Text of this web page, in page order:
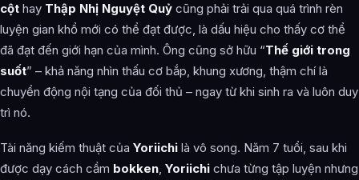
cột hay Thập Nhị Nguyệt Quỷ cũng phải trải qua quá trình rèn
luyện gian khổ mới có thể đạt được, là dấu hiệu cho thấy cơ thể
đã đạt đến giới hạn của mình. Ông cũng sở hữu “Thế giới trong
suốt” – khả năng nhìn thấu cơ bắp, khung xương, thậm chí là
chuyển động nội tạng của đối thủ – ngay từ khi sinh ra và luôn duy
trì nó.
Tài năng kiếm thuật của Yoriichi là vô song. Năm 7 tuổi, sau khi
được dạy cách cầm bokken, Yoriichi chưa từng tập luyện nhưng